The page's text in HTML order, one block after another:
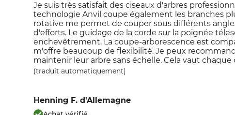
Je suis très satisfait des ciseaux d'arbres
technologie Anvil coupe également les branches
rotative me permet de couper sous différents
d'efforts. Le guidage de la corde sur la poignée
enchevêtrement. La coupe-arborescence est
m'offre beaucoup de flexibilité. Je peux
maintenir leur arbre sans échelle. Cela vaut chaque
(traduit automatiquement)
Henning F. d'Allemagne